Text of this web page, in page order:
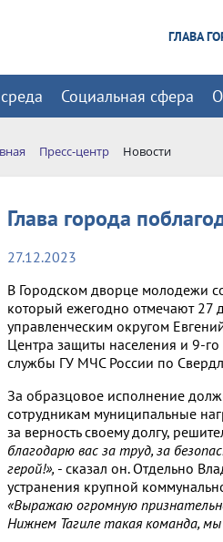
ГЛАВА
Социальная сфера
Пресс-центр Новости
Глава города
27.12.2023
В Городском дворце молодежи
который ежегодно отмечают 27
управленческим округом
Центра защиты населения и 9-
службы ГУ МЧС России по
За образцовое исполнение
сотрудникам муниципальные
за верность своему долгу,
благодарю вас за труд, за
герой!», - сказал он. Отдельно
устранения крупной
«Выражаю огромную
Нижнем Тагиле такая команда, мы